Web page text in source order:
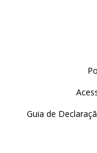
Guia de